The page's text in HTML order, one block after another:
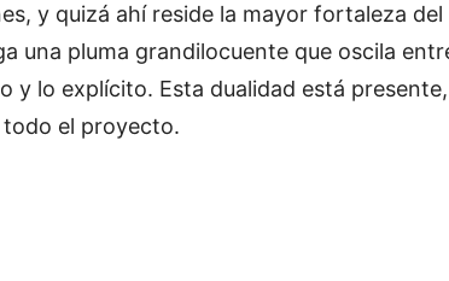
y quizá ahí reside la mayor fortaleza del
una pluma grandilocuente que oscila
y lo explícito. Esta dualidad está
todo el proyecto.